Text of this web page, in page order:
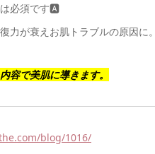
は必須です🅰️
が衰えお肌トラブルの原因に。
容で美肌に導きます。
blog/1016/